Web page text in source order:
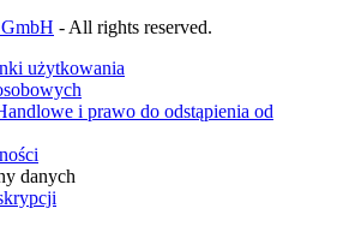
- All rights reserved.
użytkowania
i prawo do odstąpienia od
danych